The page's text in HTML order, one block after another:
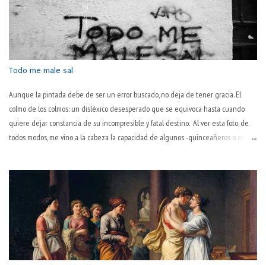
desgasta. ¿Pero es lo único que hace? Es más, ¿es lo que consigue de modo
primario? ¿No será ese desgaste una consecuencia habitual pero no necesaria
en su esencia, sino algo debido a la inevitable corporalidad y temporalidad? Por
pasos, que la sociedad actual es tozuda. "La pasión es el motor del trabajo" Así lo
decía Pep Guardiola,...
Todo me male sal
Aunque la pintada debe de ser un error buscado, no deja de tener gracia. El
colmo de los colmos: un disléxico desesperado que se equivoca hasta cuando
quiere dejar constancia de su incompresible y fatal destino. Al ver esta foto, de
todos modos, me vino a la cabeza la capacidad de algunos -quinceañeros o no- de
mismo. "No hago nada bien", proclaman a los cuatro vientos. Hay varios tipos de
personas así. Dos, como mínimo. Los primeros lo hacen por llamar la atención, por
lograr, ni que sea así, que les hagan caso. Otros (pesimistas o personas con
autoestima baja) tienen las gafas oscurecidas y todo lo que ven es oscuro y torpe:
mal hecho. Pero no se da el tercero, aquel que todo lo hace mal. No hay nadie
tan negado que en todo se equivoque. Dicen los pesimistas que los opt...